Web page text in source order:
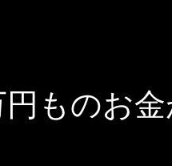
ものお